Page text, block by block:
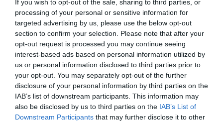
If you wish to opt-out of the sale, sharing to third parties, or
processing of your personal or sensitive information for
targeted advertising by us, please use the below opt-out
section to confirm your selection. Please note that after your
opt-out request is processed you may continue seeing
interest-based ads based on personal information utilized by
us or personal information disclosed to third parties prior to
your opt-out. You may separately opt-out of the further
disclosure of your personal information by third parties on the
IAB’s list of downstream participants. This information may
also be disclosed by us to third parties on the IAB’s List of
Downstream Participants that may further disclose it to other
Εύβοια: Ολοκληρώθηκε μεγάλο
έργο
06.08.2026 | 20:40
Ο λόγος που τηγανίζουμε ψάρια
του Σωτήρος – Πως θα κάνετε το
τέλειο μαγείρεμα
06.08.2026 | 20:20
Θρήνος στην Εύβοια: Έφυγε από
τη ζωή ο 37χρονος που είχε
τροχαίο με αγριογούρουνο
Στην ΑΑΔΕ ο
Μητσοτάκης για το
myAGRO – Τι δήλωσε
Φωτιά στη Δυτική
Αττική: Αυτά είναι τα
μέτρα ενίσχυσης των
πυρόπληκτων